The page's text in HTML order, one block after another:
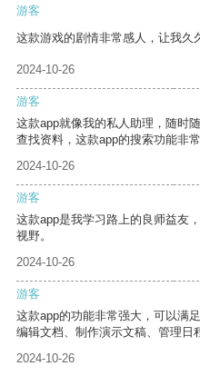
游客
这款游戏的剧情非常感人，让我久
2024-10-26
游客
这款app就像我的私人助理，随时
查找资料，这款app的搜索功能非
2024-10-26
游客
这款app是我学习路上的良师益友
视野。
2024-10-26
游客
这款app的功能非常强大，可以满
编辑文档、制作演示文稿、管理日
2024-10-26